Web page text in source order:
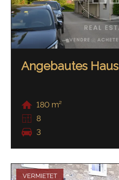
Angebautes Haus
180 m²
8
3
VERMIETET